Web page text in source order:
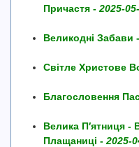
Причастя - 2025-
Великодні Забави -
Світле Христове
Благословення
Велика П′ятниця -
Плащаниці - 2025-